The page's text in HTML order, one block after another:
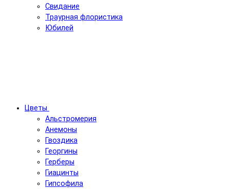
Свидание
Траурная флористика
Юбилей
Цветы
Альстромерия
Анемоны
Гвоздика
Георгины
Герберы
Гиацинты
Гипсофила